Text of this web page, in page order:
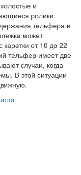
и
ролики.
тельфера в
может
каретки от 10 до 22
тельфер имеет две
случаи, когда
В этой ситуации